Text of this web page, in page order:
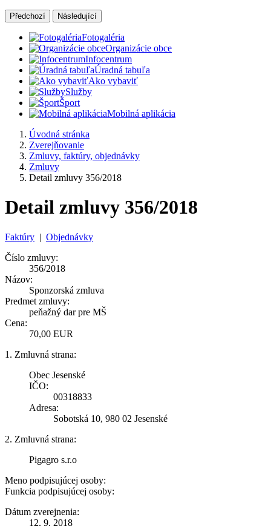
Předchozí Následující
Fotogaléria
Organizácie obce
Infocentrum
Úradná tabuľa
Ako vybaviť
Služby
Šport
Mobilná aplikácia
Úvodná stránka
Zverejňovanie
Zmluvy, faktúry, objednávky
Zmluvy
Detail zmluvy 356/2018
Detail zmluvy 356/2018
Faktúry | Objednávky
Číslo zmluvy:
356/2018
Názov:
Sponzorská zmluva
Predmet zmluvy:
peňažný dar pre MŠ
Cena:
70,00 EUR
1. Zmluvná strana:
Obec Jesenské
IČO:
00318833
Adresa:
Sobotská 10, 980 02 Jesenské
2. Zmluvná strana:
Pigagro s.r.o
Meno podpisujúcej osoby:
Funkcia podpisujúcej osoby:
Dátum zverejnenia:
12. 9. 2018